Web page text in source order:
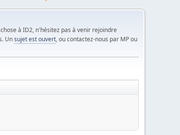
à ID2, n'hésitez pas à venir rejoindre
Unsujet est ouvert, ou contactez-nous par MP ou